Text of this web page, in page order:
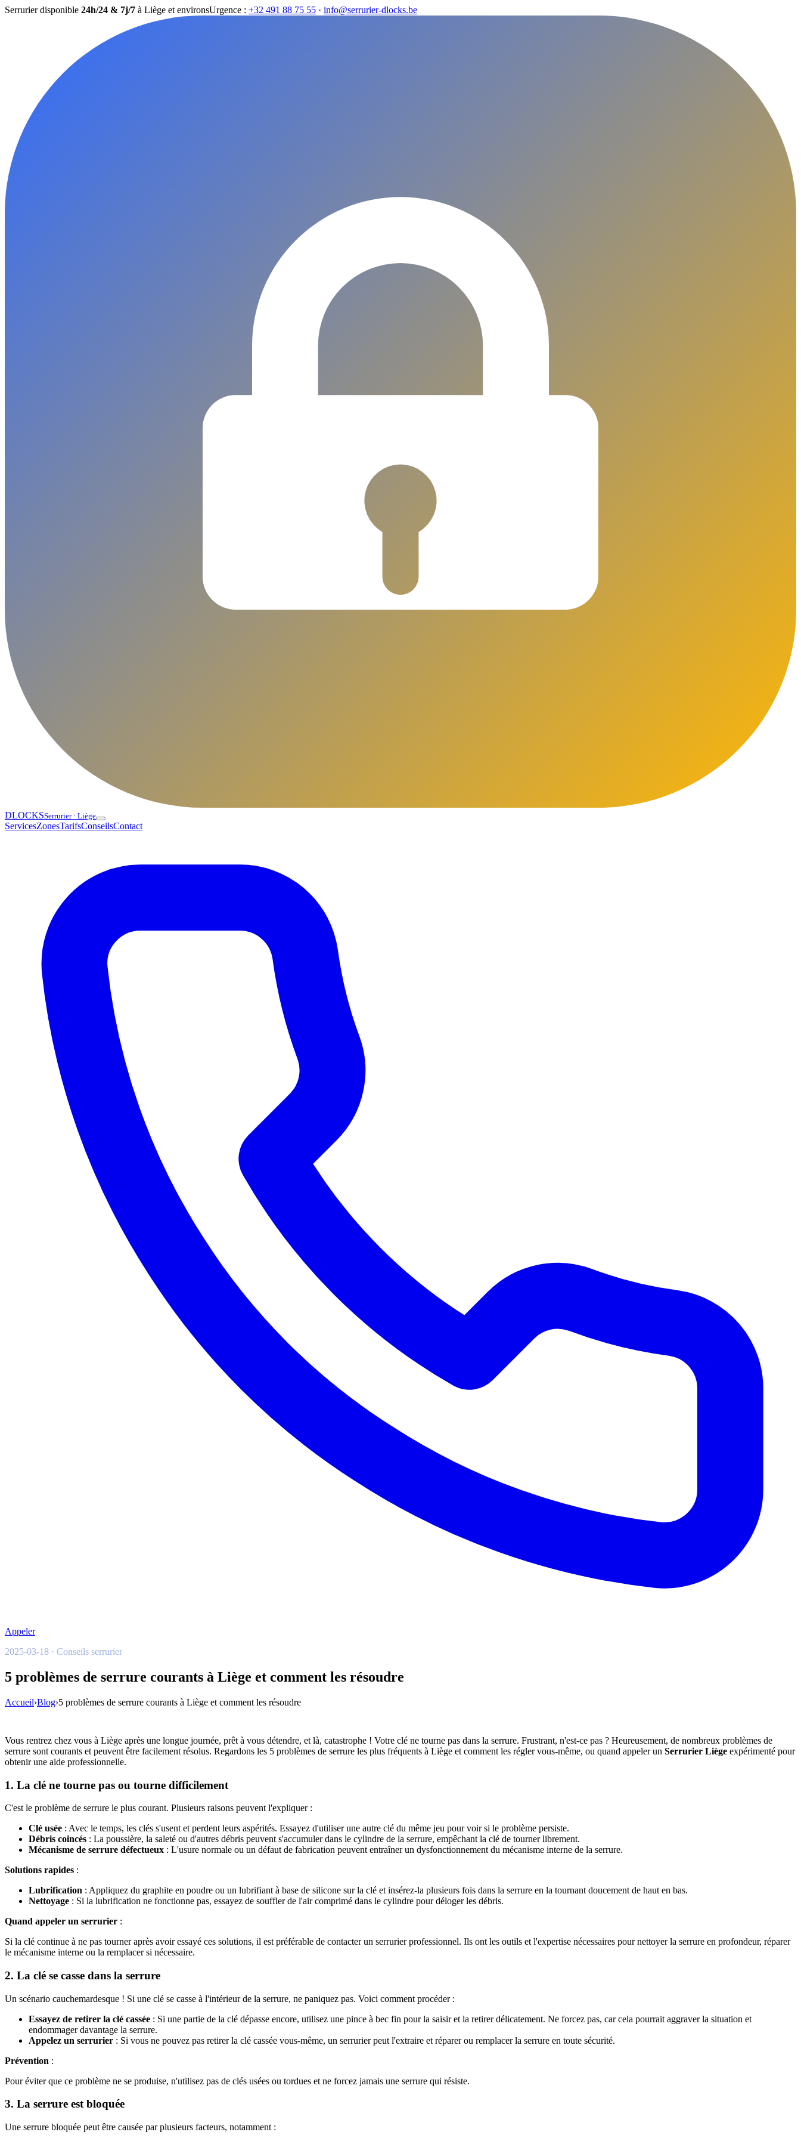
Serrurier disponible 24h/24 & 7j/7 à Liège et environsUrgence : +32 491 88 75 55 · info@serrurier-dlocks.be
DLOCKSSerrurier · Liège
ServicesZonesTarifsConseilsContact
Appeler
2025-03-18 · Conseils serrurier
5 problèmes de serrure courants à Liège et comment les résoudre
Accueil›Blog›5 problèmes de serrure courants à Liège et comment les résoudre
Vous rentrez chez vous à Liège après une longue journée, prêt à vous détendre, et là, catastrophe ! Votre clé ne tourne pas dans la serrure. Frustrant, n'est-ce pas ? Heureusement, de nombreux problèmes de
serrure sont courants et peuvent être facilement résolus. Regardons les 5 problèmes de serrure les plus fréquents à Liège et comment les régler vous-même, ou quand appeler un Serrurier Liège expérimenté pour
obtenir une aide professionnelle.
1. La clé ne tourne pas ou tourne difficilement
C'est le problème de serrure le plus courant. Plusieurs raisons peuvent l'expliquer :
Clé usée : Avec le temps, les clés s'usent et perdent leurs aspérités. Essayez d'utiliser une autre clé du même jeu pour voir si le problème persiste.
Débris coincés : La poussière, la saleté ou d'autres débris peuvent s'accumuler dans le cylindre de la serrure, empêchant la clé de tourner librement.
Mécanisme de serrure défectueux : L'usure normale ou un défaut de fabrication peuvent entraîner un dysfonctionnement du mécanisme interne de la serrure.
Solutions rapides :
Lubrification : Appliquez du graphite en poudre ou un lubrifiant à base de silicone sur la clé et insérez-la plusieurs fois dans la serrure en la tournant doucement de haut en bas.
Nettoyage : Si la lubrification ne fonctionne pas, essayez de souffler de l'air comprimé dans le cylindre pour déloger les débris.
Quand appeler un serrurier :
Si la clé continue à ne pas tourner après avoir essayé ces solutions, il est préférable de contacter un serrurier professionnel. Ils ont les outils et l'expertise nécessaires pour nettoyer la serrure en profondeur, réparer
le mécanisme interne ou la remplacer si nécessaire.
2. La clé se casse dans la serrure
Un scénario cauchemardesque ! Si une clé se casse à l'intérieur de la serrure, ne paniquez pas. Voici comment procéder :
Essayez de retirer la clé cassée : Si une partie de la clé dépasse encore, utilisez une pince à bec fin pour la saisir et la retirer délicatement. Ne forcez pas, car cela pourrait aggraver la situation et
endommager davantage la serrure.
Appelez un serrurier : Si vous ne pouvez pas retirer la clé cassée vous-même, un serrurier peut l'extraire et réparer ou remplacer la serrure en toute sécurité.
Prévention :
Pour éviter que ce problème ne se produise, n'utilisez pas de clés usées ou tordues et ne forcez jamais une serrure qui résiste.
3. La serrure est bloquée
Une serrure bloquée peut être causée par plusieurs facteurs, notamment :